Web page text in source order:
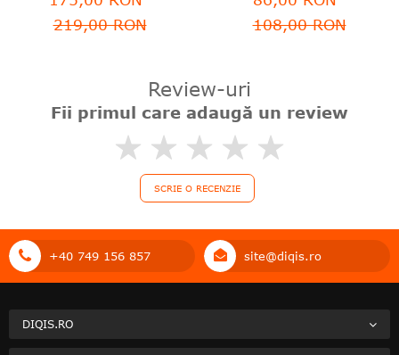
219,00 RON
108,00 RON
Review-uri
Fii primul care adaugă un review
SCRIE O RECENZIE
+40 749 156 857 site@diqis.ro
DIQIS.RO